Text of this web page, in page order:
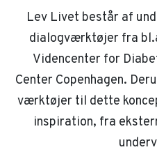
Lev Livet består af
dialogværktøjer fra
Videncenter for
Center Copenhagen.
værktøjer til dette
inspiration, fra